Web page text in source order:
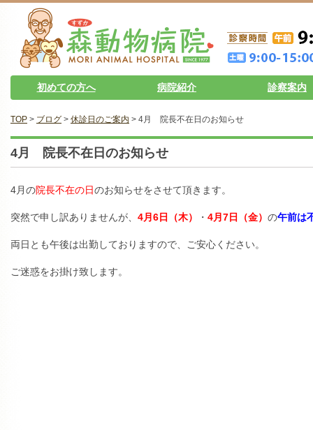
初めての方へ 病院紹介 診察案内
TOP > ブログ > 休診日のご案内 > 4月 院長不在日のお知らせ
4月 院長不在日のお知らせ
4月の院長不在の日のお知らせをさせて頂きます。
突然で申し訳ありませんが、 4月6日（木） ・ 4月7日（金） の午前は
両日とも午後は出勤しておりますので、ご安心ください。
ご迷惑をお掛け致します。